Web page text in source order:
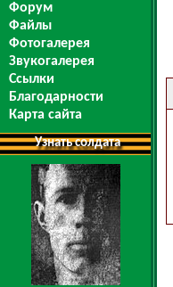
Форум
Файлы
Фотогалерея
Звукогалерея
Ссылки
Благодарности
Карта сайта
Узнать солдата